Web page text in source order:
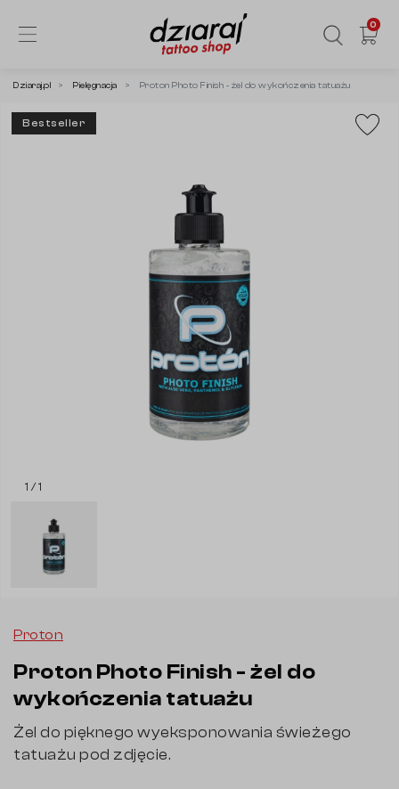
0
Dziaraj.pl Pielęgnacja Proton Photo Finish - żel do wykończenia tatuażu
Bestseller
1 / 1
Proton
Proton Photo Finish - żel do
wykończenia tatuażu
Żel do pięknego wyeksponowania świeżego
tatuażu pod zdjęcie.